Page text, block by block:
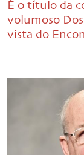
É o título da
volumoso
vista do